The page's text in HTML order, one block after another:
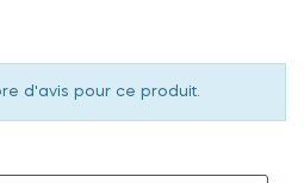
d'avis pour ce produit.